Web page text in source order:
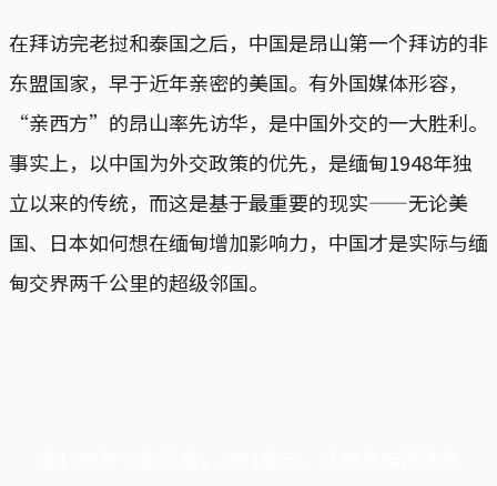
在拜访完老挝和泰国之后，中国是昂山第一个拜访的非
东盟国家，早于近年亲密的美国。有外国媒体形容，
“亲西方”的昂山率先访华，是中国外交的一大胜利。
事实上，以中国为外交政策的优先，是缅甸1948年独
立以来的传统，而这是基于最重要的现实——无论美
国、日本如何想在缅甸增加影响力，中国才是实际与缅
甸交界两千公里的超级邻国。